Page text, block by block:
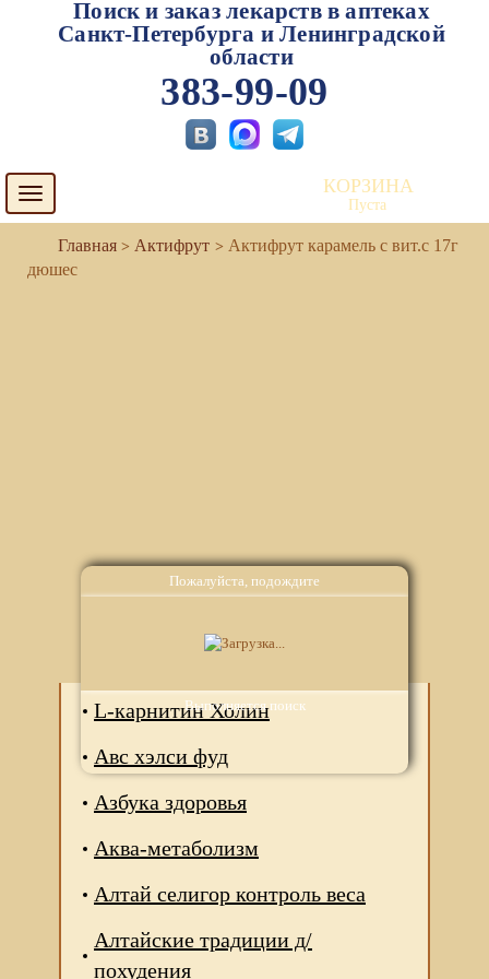
Пожалуйста, подождите
Выполняется поиск
Поиск и заказ лекарств в аптеках
Санкт-Петербурга и Ленинградской
области
383-99-09
Toggle
navigation
КОРЗИНА
Пуста
Актифрут
Актифрут карамель с вит.с 17г
дюшес
Аналоги
L-карнитин Холин
Авс хэлси фуд
Азбука здоровья
Аква-метаболизм
Алтай селигор контроль веса
Алтайские традиции д/
похудения